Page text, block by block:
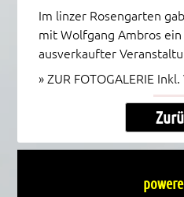
Im linzer Rosengarten
mit Wolfgang Ambros
ausverkaufter
»ZUR FOTOGALERIE